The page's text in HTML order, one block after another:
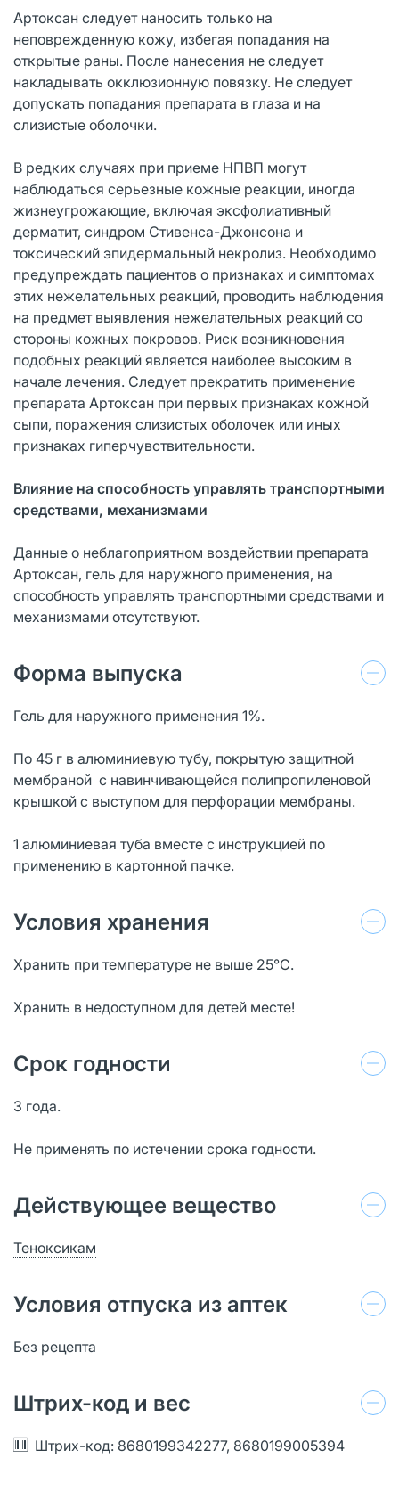
Артоксан следует наносить только на
неповрежденную кожу, избегая попадания на
открытые раны. После нанесения не следует
накладывать окклюзионную повязку. Не следует
допускать попадания препарата в глаза и на
слизистые оболочки.
В редких случаях при приеме НПВП могут
наблюдаться серьезные кожные реакции, иногда
жизнеугрожающие, включая эксфолиативный
дерматит, синдром Стивенса-Джонсона и
токсический эпидермальный некролиз. Необходимо
предупреждать пациентов о признаках и симптомах
этих нежелательных реакций, проводить наблюдения
на предмет выявления нежелательных реакций со
стороны кожных покровов. Риск возникновения
подобных реакций является наиболее высоким в
начале лечения. Следует прекратить применение
препарата Артоксан при первых признаках кожной
сыпи, поражения слизистых оболочек или иных
признаках гиперчувствительности.
Влияние на способность управлять транспортными
средствами, механизмами
Данные о неблагоприятном воздействии препарата
Артоксан, гель для наружного применения, на
способность управлять транспортными средствами и
механизмами отсутствуют.
Форма выпуска
Гель для наружного применения 1%.
По 45 г в алюминиевую тубу, покрытую защитной
мембраной с навинчивающейся полипропиленовой
крышкой с выступом для перфорации мембраны.
1 алюминиевая туба вместе с инструкцией по
применению в картонной пачке.
Условия хранения
Хранить при температуре не выше 25°С.
Хранить в недоступном для детей месте!
Срок годности
3 года.
Не применять по истечении срока годности.
Действующее вещество
Теноксикам
Условия отпуска из аптек
Без рецепта
Штрих-код и вес
Штрих-код: 8680199342277, 8680199005394